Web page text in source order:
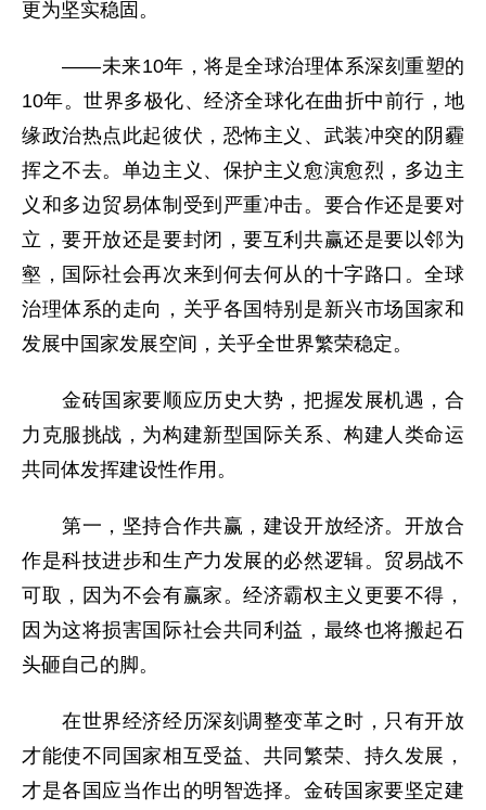
更为坚实稳固。
——未来10年，将是全球治理体系深刻重塑的
10年。世界多极化、经济全球化在曲折中前行，地
缘政治热点此起彼伏，恐怖主义、武装冲突的阴霾
挥之不去。单边主义、保护主义愈演愈烈，多边主
义和多边贸易体制受到严重冲击。要合作还是要对
立，要开放还是要封闭，要互利共赢还是要以邻为
壑，国际社会再次来到何去何从的十字路口。全球
治理体系的走向，关乎各国特别是新兴市场国家和
发展中国家发展空间，关乎全世界繁荣稳定。
金砖国家要顺应历史大势，把握发展机遇，合
力克服挑战，为构建新型国际关系、构建人类命运
共同体发挥建设性作用。
第一，坚持合作共赢，建设开放经济。开放合
作是科技进步和生产力发展的必然逻辑。贸易战不
可取，因为不会有赢家。经济霸权主义更要不得，
因为这将损害国际社会共同利益，最终也将搬起石
头砸自己的脚。
在世界经济经历深刻调整变革之时，只有开放
才能使不同国家相互受益、共同繁荣、持久发展，
才是各国应当作出的明智选择。金砖国家要坚定建